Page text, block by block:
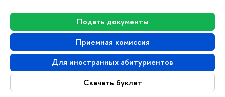
Подать документы
Приемная комиссия
Для иностранных абитуриентов
Скачать буклет